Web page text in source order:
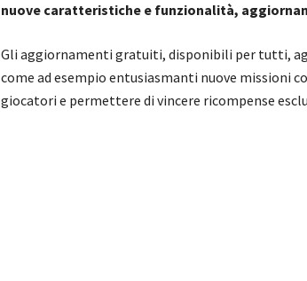
nuove caratteristiche e funzionalità,
Gli aggiornamenti gratuiti, disponibili per tutti,
come ad esempio entusiasmanti nuove missioni
giocatori e permettere di vincere ricompense